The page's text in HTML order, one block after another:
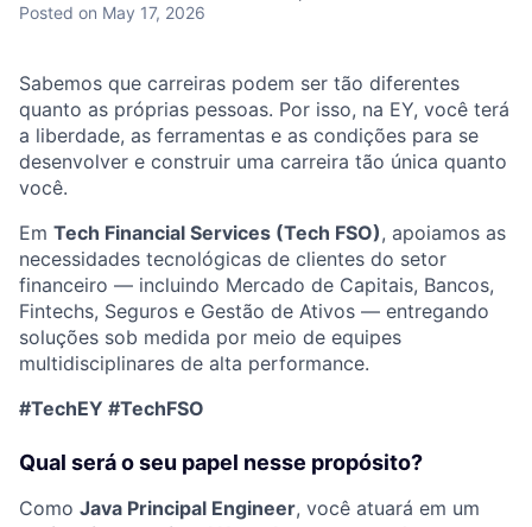
Posted on May 17, 2026
Sabemos que carreiras podem ser tão diferentes
quanto as próprias pessoas. Por isso, na EY, você terá
a liberdade, as ferramentas e as condições para se
desenvolver e construir uma carreira tão única quanto
você.
Em Tech Financial Services (Tech FSO), apoiamos as
necessidades tecnológicas de clientes do setor
financeiro — incluindo Mercado de Capitais, Bancos,
Fintechs, Seguros e Gestão de Ativos — entregando
soluções sob medida por meio de equipes
multidisciplinares de alta performance.
#TechEY #TechFSO
Qual será o seu papel nesse propósito?
Como Java Principal Engineer, você atuará em um